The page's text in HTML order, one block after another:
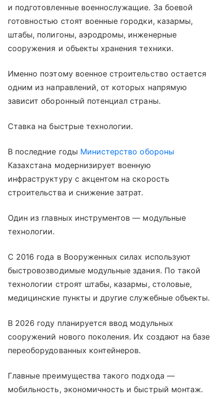
и подготовленные военнослужащие. За боевой
готовностью стоят военные городки, казармы,
штабы, полигоны, аэродромы, инженерные
сооружения и объекты хранения техники.
Именно поэтому военное строительство остается
одним из направлений, от которых напрямую
зависит оборонный потенциал страны.
Ставка на быстрые технологии.
В последние годы Министерство обороны
Казахстана модернизирует военную
инфраструктуру с акцентом на скорость
строительства и снижение затрат.
Один из главных инструментов — модульные
технологии.
С 2016 года в Вооруженных силах используют
быстровозводимые модульные здания. По такой
технологии строят штабы, казармы, столовые,
медицинские пункты и другие служебные объекты.
В 2026 году планируется ввод модульных
сооружений нового поколения. Их создают на базе
переоборудованных контейнеров.
Главные преимущества такого подхода —
мобильность, экономичность и быстрый монтаж.